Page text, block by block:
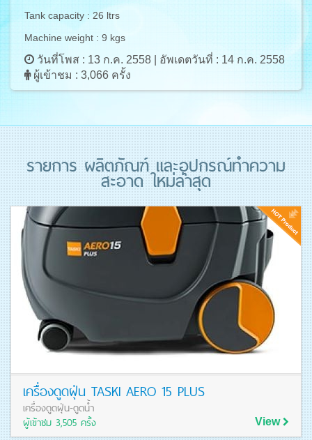
Tank capacity : 26 ltrs
Machine weight : 9 kgs
วันที่โพส : 13 ก.ค. 2558 | อัพเดตวันที่ : 14 ก.ค. 2558
ผู้เข้าชม : 3,066 ครั้ง
รายการ ผลิตภัณฑ์ และอุปกรณ์ทำความ
สะอาด ใหม่ล่าสุด
เครื่องดูดฝุ่น TASKI AERO 15 PLUS
เครื่องดูดฝุ่น-ดูดน้ำ
ผู้เข้าชม 3,505 ครั้ง
View